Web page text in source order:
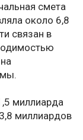
смета
около 6,8
связан в
миллиарда
миллиардов